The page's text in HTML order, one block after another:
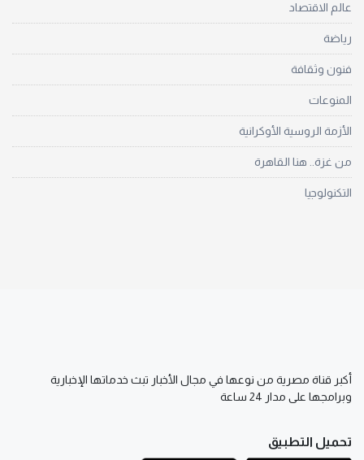
عالم الاقتصاد
رياضة
فنون وثقافة
المنوعات
الأزمة الروسية الأوكرانية
من غزة.. هنا القاهرة
التكنولوجيا
أكبر قناة مصرية من نوعها في مجال الأخبار تبث خدماتها الإخبارية
وبرامجها على مدار 24 ساعة
تحميل التطبيق